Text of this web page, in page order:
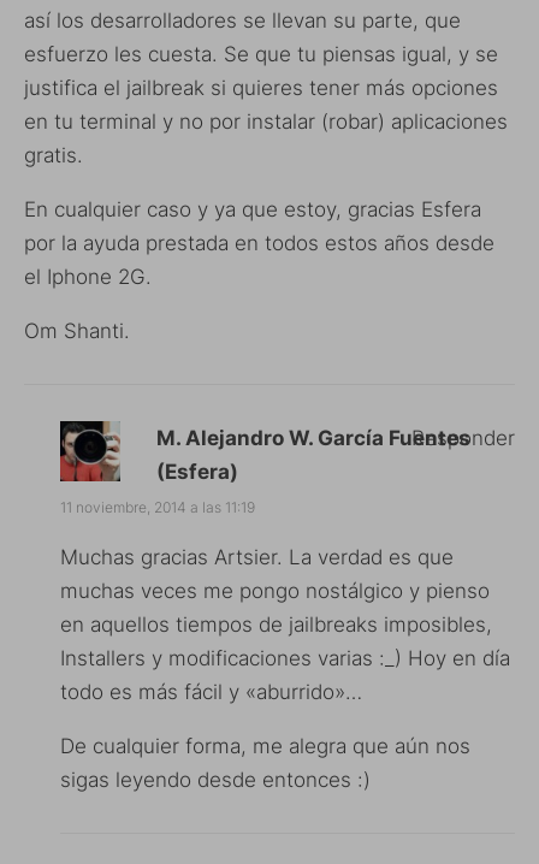
así los desarrolladores se llevan su parte, que
esfuerzo les cuesta. Se que tu piensas igual, y se
justifica el jailbreak si quieres tener más opciones
en tu terminal y no por instalar (robar) aplicaciones
gratis.
En cualquier caso y ya que estoy, gracias Esfera
por la ayuda prestada en todos estos años desde
el Iphone 2G.
Om Shanti.
M. Alejandro W. García Fuentes
(Esfera)
11 noviembre, 2014 a las 11:19
Muchas gracias Artsier. La verdad es que
muchas veces me pongo nostálgico y pienso
en aquellos tiempos de jailbreaks imposibles,
Installers y modificaciones varias :_) Hoy en día
todo es más fácil y «aburrido»…
De cualquier forma, me alegra que aún nos
sigas leyendo desde entonces :)
Responder